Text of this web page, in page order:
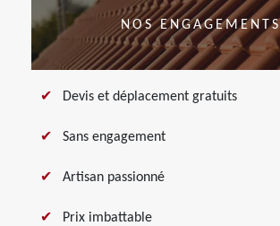
NOS ENGAGEMENTS
Devis et déplacement gratuits
Sans engagement
Artisan passionné
Prix imbattable